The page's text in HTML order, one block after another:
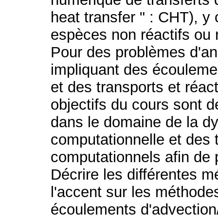
heat transfer " : CHT),
espèces non réactifs ou
Pour des problèmes
impliquant des
et des transports et
objectifs du cours sont
dans le domaine de la
computationnelle et des
computationnels afin de
Décrire les différentes
l'accent sur les
écoulements